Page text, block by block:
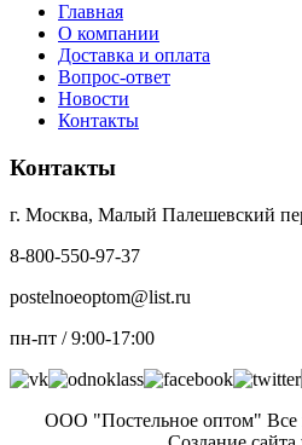
Главная
О компании
Доставка и оплата
Вопрос-ответ
Новости
Контакты
Контакты
г. Москва, Малый Палешевский
8-800-550-97-37
postelnoeoptom@list.ru
пн-пт / 9:00-17:00
ООО "Постельное оптом" Все